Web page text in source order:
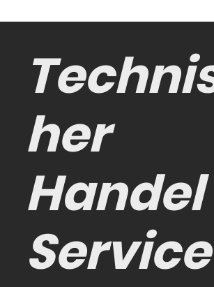
her
Handel
Service